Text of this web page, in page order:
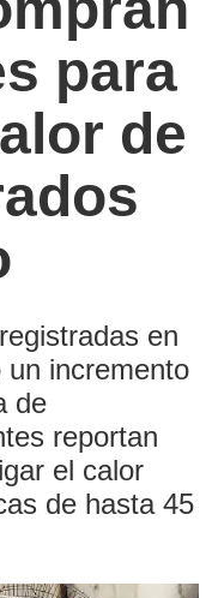
para
de
en
un incremento
de
reportan
el calor
de hasta 45